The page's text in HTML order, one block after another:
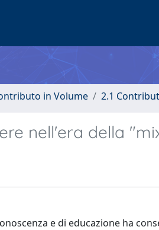
in Volume 2.1
nell'era della
e di educazione ha